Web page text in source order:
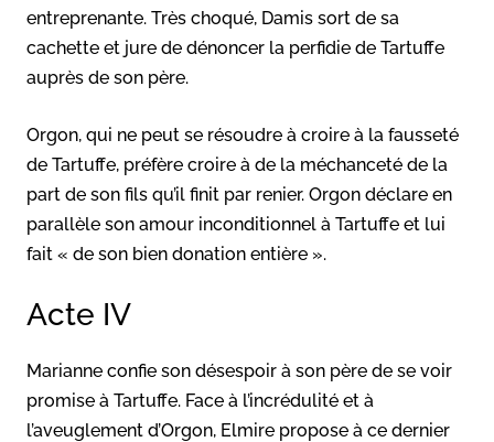
entreprenante. Très choqué, Damis sort de sa
cachette et jure de dénoncer la perfidie de Tartuffe
auprès de son père.
Orgon, qui ne peut se résoudre à croire à la fausseté
de Tartuffe, préfère croire à de la méchanceté de la
part de son fils qu’il finit par renier. Orgon déclare en
parallèle son amour inconditionnel à Tartuffe et lui
fait « de son bien donation entière ».
Acte IV
Marianne confie son désespoir à son père de se voir
promise à Tartuffe. Face à l’incrédulité et à
l’aveuglement d’Orgon, Elmire propose à ce dernier